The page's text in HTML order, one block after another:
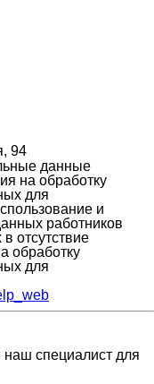
94
данные
на обработку
для
и
работников
отсутствие
обработку
для
наш специалист для